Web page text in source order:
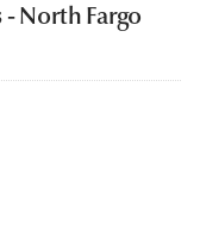
- North Fargo